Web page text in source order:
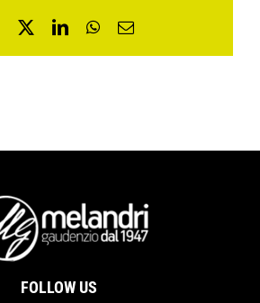
Facebook
X LinkedInWhatsApp
Email
FOLLOW US